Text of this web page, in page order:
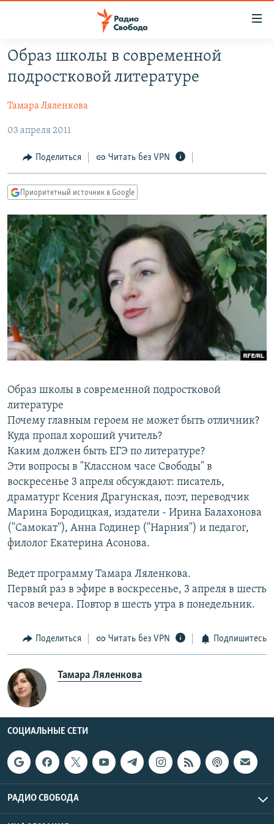
упрощенного
доступа
содержанию
Вернутся
главной
навигации
Вернутся
поиску
ПРОГРАММЫ
ПОДКАСТЫ
АВТОРСКИЕ ПРОЕКТЫ
ЦИТАТЫ СВОБОДЫ
МНЕНИЯ
КУЛЬТУРА
IDEL.РЕАЛИИ
КАВКАЗ.РЕАЛИИ
СЕВЕР.РЕАЛИИ
СИБИРЬ.РЕАЛИИ
РАСПИСАНИЕ ВЕЩАНИЯ
ПОДПИШИТЕСЬ НА РАССЫЛКУ
СОЦИАЛЬНЫЕ СЕТИ
Все сайты РСЕ/РС
Образ школы в современной
подростковой литературе
Тамара Ляленкова
03 апреля 2011
Поделиться Читать без VPN
Приоритетный источник в Google
Образ школы в современной подростковой
литературе
Почему главным героем не может быть отличник?
Куда пропал хороший учитель?
Каким должен быть ЕГЭ по литературе?
Эти вопросы в "Классном часе Свободы" в
воскресенье 3 апреля обсуждают: писатель,
драматург Ксения Драгунская, поэт, переводчик
Марина Бородицкая, издатели - Ирина Балахонова
("Самокат"), Анна Годинер ("Нарния") и педагог,
филолог Екатерина Асонова.
Ведет программу Тамара Ляленкова.
Первый раз в эфире в воскресенье, 3 апреля в шесть
часов вечера. Повтор в шесть утра в понедельник.
Поделиться Читать без VPN Подпишитесь
Тамара Ляленкова
СОЦИАЛЬНЫЕ СЕТИ
РАДИО СВОБОДА